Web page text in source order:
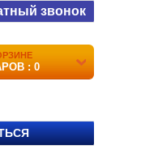
звонок
: 0